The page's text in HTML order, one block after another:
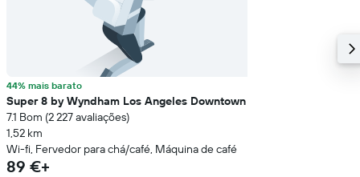
44% mais barato
Super 8 by Wyndham Los Angeles Downtown
7.1 Bom (2 227 avaliações)
1,52 km
Wi-fi, Fervedor para chá/café, Máquina de café
89 €+